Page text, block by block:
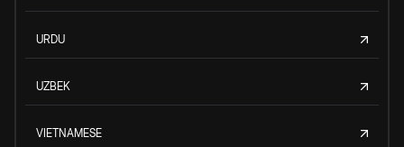
URDU
UZBEK
VIETNAMESE